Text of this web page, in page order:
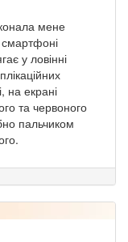
мене
у ловінні
на екрані
та червоного
пальчиком